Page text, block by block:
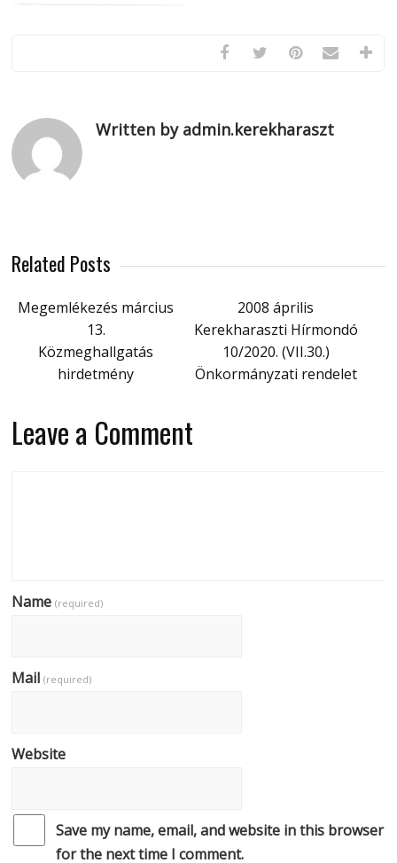
Written by admin.kerekharaszt
Related Posts
Megemlékezés március
13.
2008 április
Kerekharaszti Hírmondó
Közmeghallgatás
hirdetmény
10/2020. (VII.30.)
Önkormányzati rendelet
Leave a Comment
Name(required)
Mail(required)
Website
Save my name, email, and website in this browser
for the next time I comment.